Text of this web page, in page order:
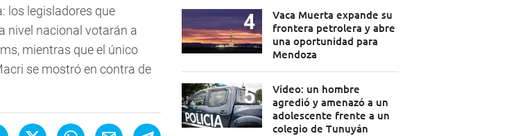
los legisladores que
nivel nacional votarán a
mientras que el único
se mostró en contra de
Vaca Muerta expande su
frontera petrolera y abre
una oportunidad para
Mendoza
Video: un hombre
agredió y amenazó a un
adolescente frente a un
colegio de Tunuyán